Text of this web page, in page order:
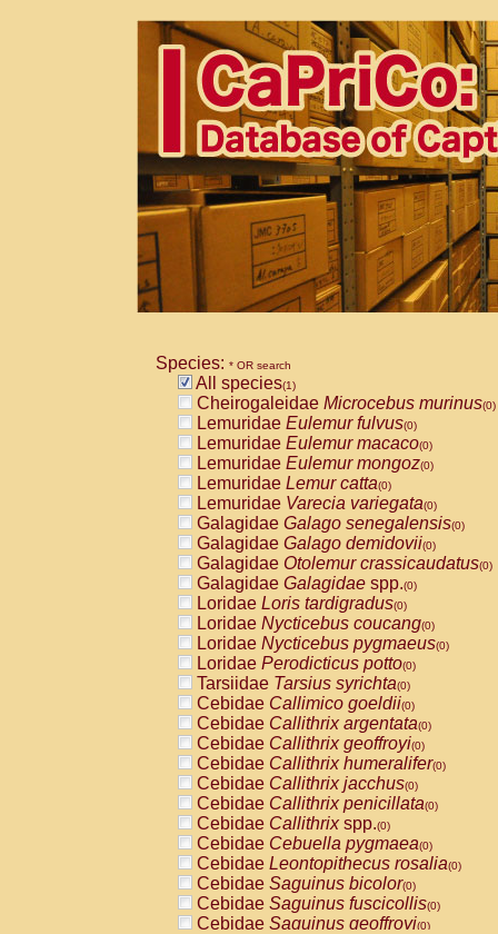
Species: * OR search
All species(1)
Cheirogaleidae Microcebus murinus(0)
Lemuridae Eulemur fulvus(0)
Lemuridae Eulemur macaco(0)
Lemuridae Eulemur mongoz(0)
Lemuridae Lemur catta(0)
Lemuridae Varecia variegata(0)
Galagidae Galago senegalensis(0)
Galagidae Galago demidovii(0)
Galagidae Otolemur crassicaudatus(0)
Galagidae Galagidae spp.(0)
Loridae Loris tardigradus(0)
Loridae Nycticebus coucang(0)
Loridae Nycticebus pygmaeus(0)
Loridae Perodicticus potto(0)
Tarsiidae Tarsius syrichta(0)
Cebidae Callimico goeldii(0)
Cebidae Callithrix argentata(0)
Cebidae Callithrix geoffroyi(0)
Cebidae Callithrix humeralifer(0)
Cebidae Callithrix jacchus(0)
Cebidae Callithrix penicillata(0)
Cebidae Callithrixspp.(0)
Cebidae Cebuella pygmaea(0)
Cebidae Leontopithecus rosalia(0)
Cebidae Saguinus bicolor(0)
Cebidae Saguinus fuscicollis(0)
Cebidae Saguinus geoffroyi(0)